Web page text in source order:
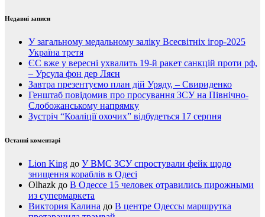
Недавні записи
У загальному медальному заліку Всесвітніх ігор-2025
Україна третя
ЄС вже у вересні ухвалить 19-й ракет санкцій проти рф,
– Урсула фон дер Ляєн
Завтра презентуємо план дій Уряду, – Свириденко
Генштаб повідомив про просування ЗСУ на Північно-
Слобожанському напрямку
Зустріч “Коаліції охочих” відбудеться 17 серпня
Останні коментарі
Lion King до У ВМС ЗСУ спростували фейк щодо
знищення кораблів в Одесі
Olhazk до В Одессе 15 человек отравились пирожными
из супермаркета
Виктория Калина до В центре Одессы маршрутка